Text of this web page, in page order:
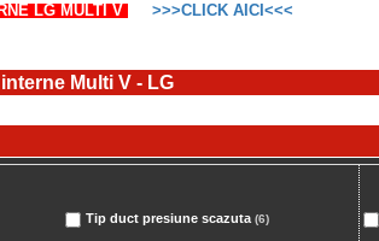
LG MULTI V >>>CLICK AICI<<<
Multi V - LG
Tip duct presiune scazuta (6)